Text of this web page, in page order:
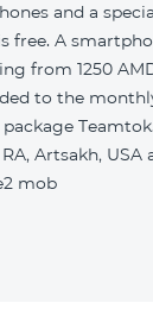
and a
free. A
from 1250
to the
Monthly fee: 2500
Artsakh, USA
mob